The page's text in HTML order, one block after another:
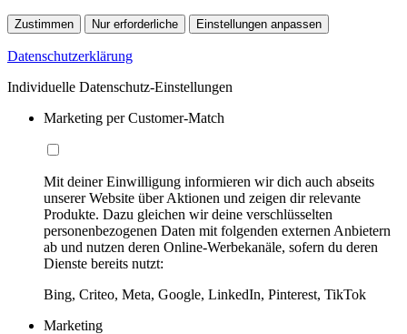
Zustimmen Nur erforderliche Einstellungen anpassen
Datenschutzerklärung
Individuelle Datenschutz-Einstellungen
Marketing per Customer-Match
Mit deiner Einwilligung informieren wir dich auch abseits
unserer Website über Aktionen und zeigen dir relevante
Produkte. Dazu gleichen wir deine verschlüsselten
personenbezogenen Daten mit folgenden externen Anbietern
ab und nutzen deren Online-Werbekanäle, sofern du deren
Dienste bereits nutzt:
Bing, Criteo, Meta, Google, LinkedIn, Pinterest, TikTok
Marketing